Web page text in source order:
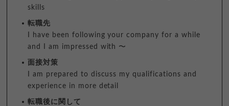
skills
転職先
I have been following your company for a while
and I am impressed with 〜
面接対策
I am prepared to discuss my qualifications and
experience in more detail
転職後に関して